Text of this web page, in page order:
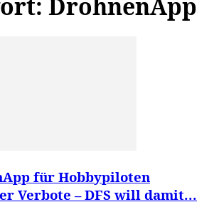
für Hobbypiloten
Verbote – DFS will damit...